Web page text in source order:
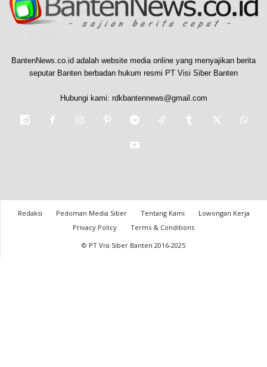
BantenNews.co.id adalah website media online yang menyajikan berita
seputar Banten berbadan hukum resmi PT Visi Siber Banten
Hubungi kami: rdkbantennews@gmail.com
Redaksi Pedoman Media Siber Tentang Kami
Lowongan Kerja
Privacy Policy
Terms & Conditions
© PT Visi Siber Banten 2016-2025